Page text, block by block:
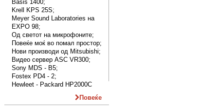
Basis 1400;
Krell KPS 25S;
Meyer Sound Laboratories на
EXPO 98;
Од светот на микрофоните;
Повеќе моќ во помал простор;
Нови производи од Mitsubishi;
Видео сервер ASC VR300;
Sony MDS - B5;
Fostex PD4 - 2;
Hewleet - Packard HP2000C
Повеќе